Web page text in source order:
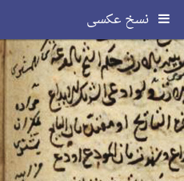
نسخ عکسی